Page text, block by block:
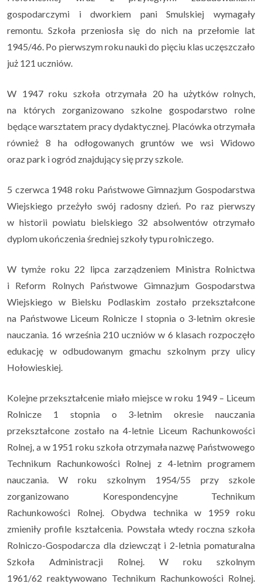
gospodarczymi i dworkiem pani Smulskiej wymagały
remontu. Szkoła przeniosła się do nich na przełomie lat
1945/46. Po pierwszym roku nauki do pięciu klas uczęszczało
już 121 uczniów.
W 1947 roku szkoła otrzymała 20 ha użytków rolnych,
na których zorganizowano szkolne gospodarstwo rolne
będące warsztatem pracy dydaktycznej. Placówka otrzymała
również 8 ha odłogowanych gruntów we wsi Widowo
oraz park i ogród znajdujący się przy szkole.
5 czerwca 1948 roku Państwowe Gimnazjum Gospodarstwa
Wiejskiego przeżyło swój radosny dzień. Po raz pierwszy
w historii powiatu bielskiego 32 absolwentów otrzymało
dyplom ukończenia średniej szkoły typu rolniczego.
W tymże roku 22 lipca zarządzeniem Ministra Rolnictwa
i Reform Rolnych Państwowe Gimnazjum Gospodarstwa
Wiejskiego w Bielsku Podlaskim zostało przekształcone
na Państwowe Liceum Rolnicze I stopnia o 3-letnim okresie
nauczania. 16 września 210 uczniów w 6 klasach rozpoczęło
edukację w odbudowanym gmachu szkolnym przy ulicy
Hołowieskiej.
Kolejne przekształcenie miało miejsce w roku 1949 – Liceum
Rolnicze 1 stopnia o 3-letnim okresie nauczania
przekształcone zostało na 4-letnie Liceum Rachunkowości
Rolnej, a w 1951 roku szkoła otrzymała nazwę Państwowego
Technikum Rachunkowości Rolnej z 4-letnim programem
nauczania. W roku szkolnym 1954/55 przy szkole
zorganizowano Korespondencyjne Technikum
Rachunkowości Rolnej. Obydwa technika w 1959 roku
zmieniły profile kształcenia. Powstała wtedy roczna szkoła
Rolniczo-Gospodarcza dla dziewcząt i 2-letnia pomaturalna
Szkoła Administracji Rolnej. W roku szkolnym
1961/62 reaktywowano Technikum Rachunkowości Rolnej.